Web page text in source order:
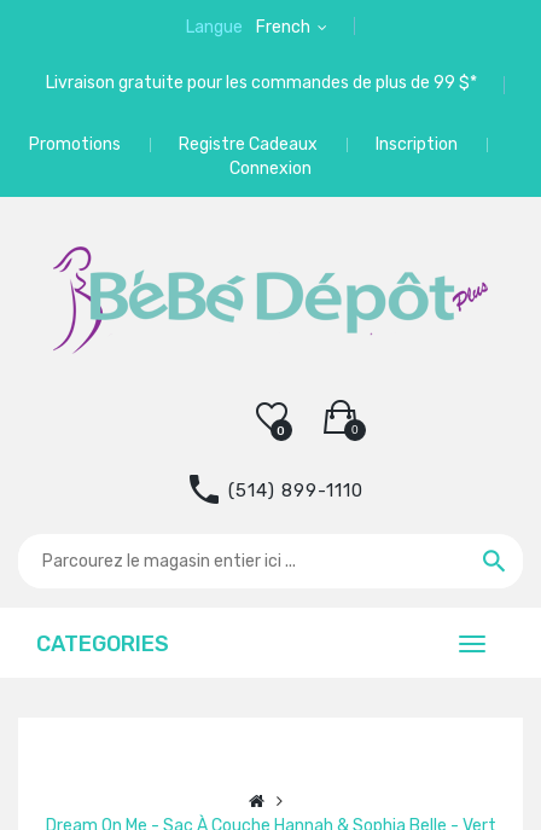
Langue French
Livraison gratuite pour les commandes de plus de 99 $*
Promotions Registre Cadeaux
Inscription
Connexion
0
0
(514) 899-1110
CATEGORIES
Dream On Me - Sac À Couche Hannah & Sophia Belle - Vert